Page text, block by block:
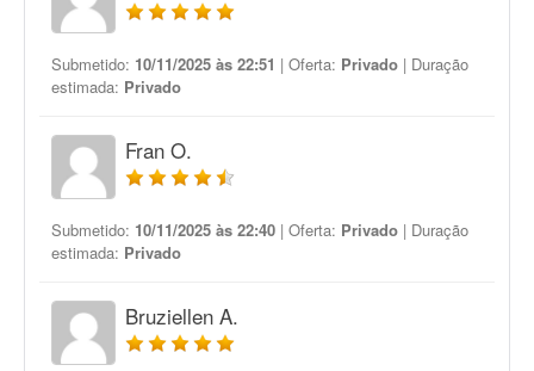
Submetido: 10/11/2025 às 22:51 | Oferta: Privado | Duração
estimada: Privado
Fran O.
Submetido: 10/11/2025 às 22:40 | Oferta: Privado | Duração
estimada: Privado
Bruziellen A.